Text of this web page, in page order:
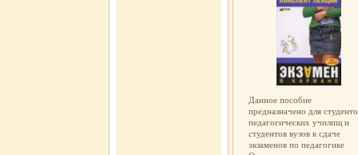
ООО "ЛитРес".
Данное пособие
предназначено для
педагогических училищ и
студентов вузов к сдаче
экзаменов по педагогике